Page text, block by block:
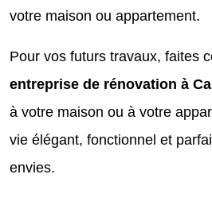
votre maison ou appartement.
Pour vos futurs travaux, faites
entreprise de rénovation à
à votre maison ou à votre
vie élégant, fonctionnel et
envies.